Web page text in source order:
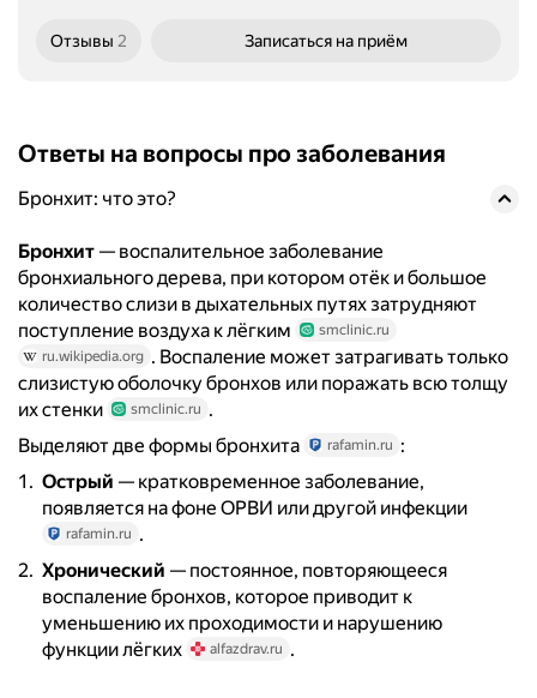
Отзывы 2 Записаться на приём
Ответы на вопросы про заболевания
Бронхит: что это?
Бронхит — воспалительное заболевание
бронхиального дерева, при котором отёк и большое
количество слизи в дыхательных путях затрудняют
поступление воздуха к лёгким
smclinic.ru
ru.wikipedia.org . Воспаление может затрагивать только
слизистую оболочку бронхов или поражать всю толщу
их стенки
smclinic.ru .
Выделяют две формы бронхита
rafamin.ru :
Острый — кратковременное заболевание,
появляется на фоне ОРВИ или другой инфекции
rafamin.ru .
Хронический — постоянное, повторяющееся
воспаление бронхов, которое приводит к
уменьшению их проходимости и нарушению
функции лёгких
alfazdrav.ru .